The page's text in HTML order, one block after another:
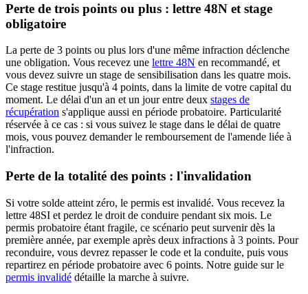
Perte de trois points ou plus : lettre 48N et stage
obligatoire
La perte de 3 points ou plus lors d'une même infraction déclenche
une obligation. Vous recevez une lettre 48N en recommandé, et
vous devez suivre un stage de sensibilisation dans les quatre mois.
Ce stage restitue jusqu'à 4 points, dans la limite de votre capital du
moment. Le délai d'un an et un jour entre deux stages de
récupération s'applique aussi en période probatoire. Particularité
réservée à ce cas : si vous suivez le stage dans le délai de quatre
mois, vous pouvez demander le remboursement de l'amende liée à
l'infraction.
Perte de la totalité des points : l'invalidation
Si votre solde atteint zéro, le permis est invalidé. Vous recevez la
lettre 48SI et perdez le droit de conduire pendant six mois. Le
permis probatoire étant fragile, ce scénario peut survenir dès la
première année, par exemple après deux infractions à 3 points. Pour
reconduire, vous devrez repasser le code et la conduite, puis vous
repartirez en période probatoire avec 6 points. Notre guide sur le
permis invalidé détaille la marche à suivre.